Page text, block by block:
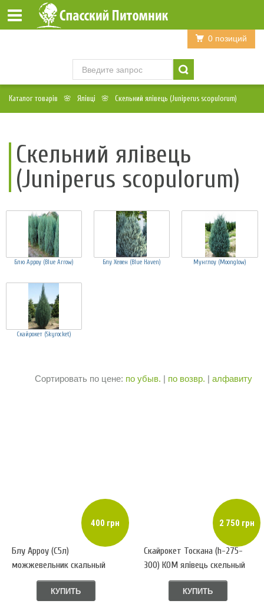
Войти Регистрация
0 позиций
Каталог товарів Ялівці Скельний ялівець (Juniperus scopulorum)
Скельний ялівець
(Juniperus scopulorum)
Блю Арроу (Blue Arrow) Блу Хевен (Blue Haven) Мунглоу (Moonglow)
Скайрокет (Skyrocket)
Сортировать по цене: по убыв. | по возвр. | алфавиту
400 грн
Блу Арроу (С5л)
можжевельник скальный
(Blue Arrow) h-70,d-20
КУПИТЬ
2 750 грн
Скайрокет Тоскана (h-275-
300) КОМ ялівець скельный
(Skyrocket)
КУПИТЬ